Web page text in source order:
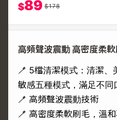
$89 $178
高頻聲波震動 高密度柔
🪥 5檔清潔模式：清潔、
敏感五種模式，滿足不同
🪥 高頻聲波震動技術
🪥 高密度柔軟刷毛，溫